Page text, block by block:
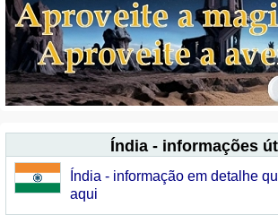
Índia - informações
Índia - informação em detalhe
aqui